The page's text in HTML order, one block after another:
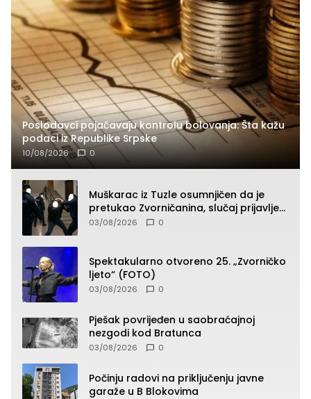
Poslodavci pojačavaju kontrolu bolovanja: Šta kažu
podaci iz Republike Srpske
10/08/2026 0
Muškarac iz Tuzle osumnjičen da je
pretukao Zvorničanina, slučaj prijavljen
tužilaštvu
03/08/2026 0
Spektakularno otvoreno 25. „Zvorničko
ljeto“ (FOTO)
03/08/2026 0
Pješak povrijeđen u saobraćajnoj
nezgodi kod Bratunca
03/08/2026 0
Počinju radovi na priključenju javne
garaže u B Blokovima